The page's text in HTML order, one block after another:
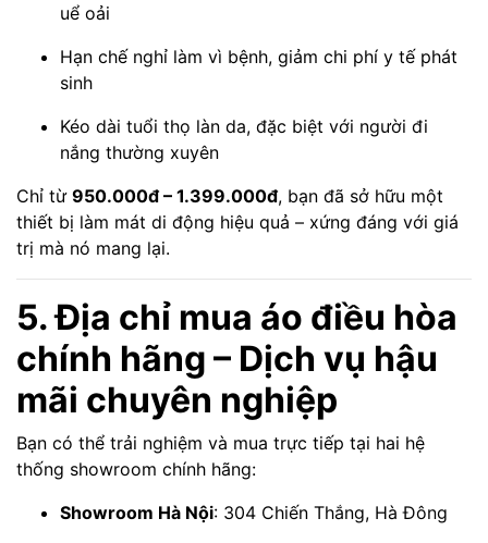
uể oải
Hạn chế nghỉ làm vì bệnh, giảm chi phí y tế phát
sinh
Kéo dài tuổi thọ làn da, đặc biệt với người đi
nắng thường xuyên
Chỉ từ 950.000đ – 1.399.000đ, bạn đã sở hữu một
thiết bị làm mát di động hiệu quả – xứng đáng với giá
trị mà nó mang lại.
5. Địa chỉ mua áo điều hòa
chính hãng – Dịch vụ hậu
mãi chuyên nghiệp
Bạn có thể trải nghiệm và mua trực tiếp tại hai hệ
thống showroom chính hãng:
Showroom Hà Nội: 304 Chiến Thắng, Hà Đông